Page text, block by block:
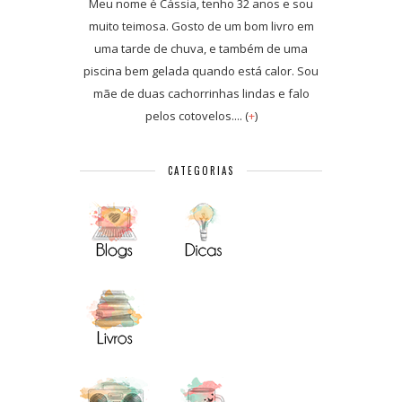
Meu nome é Cássia, tenho 32 anos e sou
muito teimosa. Gosto de um bom livro em
uma tarde de chuva, e também de uma
piscina bem gelada quando está calor. Sou
mãe de duas cachorrinhas lindas e falo
pelos cotovelos.... (+)
CATEGORIAS